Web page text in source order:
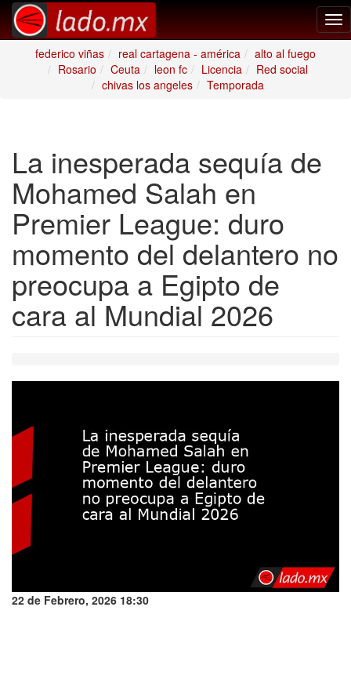
federico viñas
real cartagena - américa
alto al fuego
Rosario
Ceuta leon fc Licencia
Red social
chivas los angeles
Temporada
La inesperada sequía de
Mohamed Salah en
Premier League: duro
momento del delantero no
preocupa a Egipto de
cara al Mundial 2026
22 de Febrero, 2026 18:30